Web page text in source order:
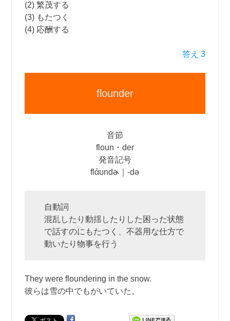
(2) 繁茂する
(3) もたつく
(4) 応酬する
答え 3
flounder
音節
floun・der
発音記号
flάʊndɚ｜‐də
自動詞
混乱したり動揺したりした困った状態
で話すのにもたつく、不器用な仕方で
動いたり物事を行う
They were floundering in the snow.
彼らは雪の中でもがいていた。